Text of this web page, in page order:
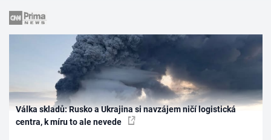
Válka skladů: Rusko a Ukrajina si navzájem ničí logistická
centra, k míru to ale nevede